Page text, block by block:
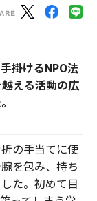
掛けるNPO法
える活動の広
の手当てに使
を包み、持ち
た。初めて目